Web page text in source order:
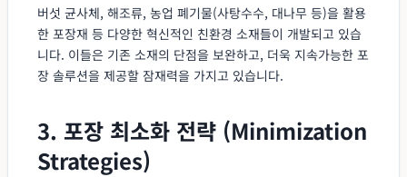
버섯 균사체, 해조류, 농업 폐기물(사탕수수, 대나무 등)을 활용
한 포장재 등 다양한 혁신적인 친환경 소재들이 개발되고 있습
니다. 이들은 기존 소재의 단점을 보완하고, 더욱 지속가능한 포
장 솔루션을 제공할 잠재력을 가지고 있습니다.
3. 포장 최소화 전략 (Minimization
Strategies)